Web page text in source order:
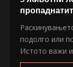
подолго или
Истото важи и